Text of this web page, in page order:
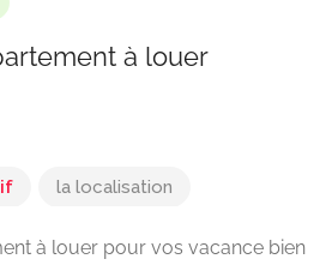
entier
la localisation
à louer pour vos vacance bien